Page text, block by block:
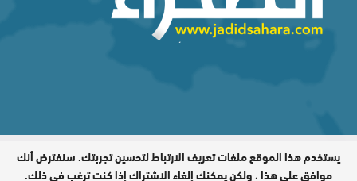
المدير المسؤول : اشكيريد مصطفى /
جميع الحقوق محفوظة © 2026
يستخدم هذا الموقع ملفات تعريف الارتباط لتحسين تجربتك. سنفترض أنك
موافق على هذا ، ولكن يمكنك إلغاء الاشتراك إذا كنت ترغب في ذلك.